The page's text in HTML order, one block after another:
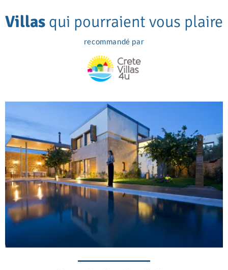
Villas qui pourraient vous plaire
recommandé par